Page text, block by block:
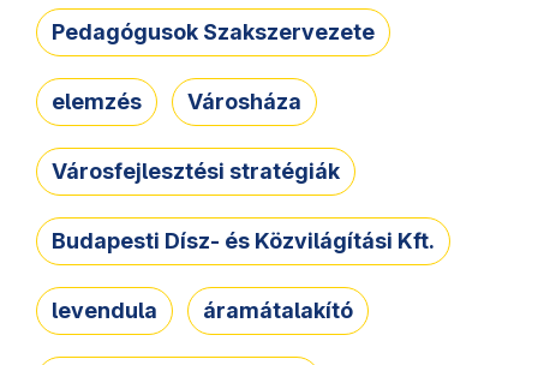
Pedagógusok Szakszervezete
elemzés Városháza
Városfejlesztési stratégiák
Budapesti Dísz- és Közvilágítási Kft.
levendula áramátalakító